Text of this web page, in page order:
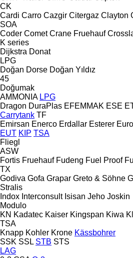
CK
Cardi Carro Cazgir Citergaz Clayton
SOA
Coder Comet Crane Fruehauf
K series
Dijkstra Donat
LPG
Doğan Dorse Doğan Yıldız
45
Doğumak
AMMONIA LPG
Dragon DuraPlas EFEMMAK ESE
Carrytank TF
Emirsan Enerco Erdallar Esterer
EUT KIP TSA
Fliegl
ASW
Fortis Fruehauf Fudeng Fuel Proof
TX
Godiva Gofa Grapar Greto & Söhne
Stralis
Indox Interconsult Isisan Jeho Joskin
Modulo
KN Kadatec Kaiser Kingspan Kiwa
TSA
Knapp Kohler Krone Kässbohrer
SSK SSL STB STS
LAG